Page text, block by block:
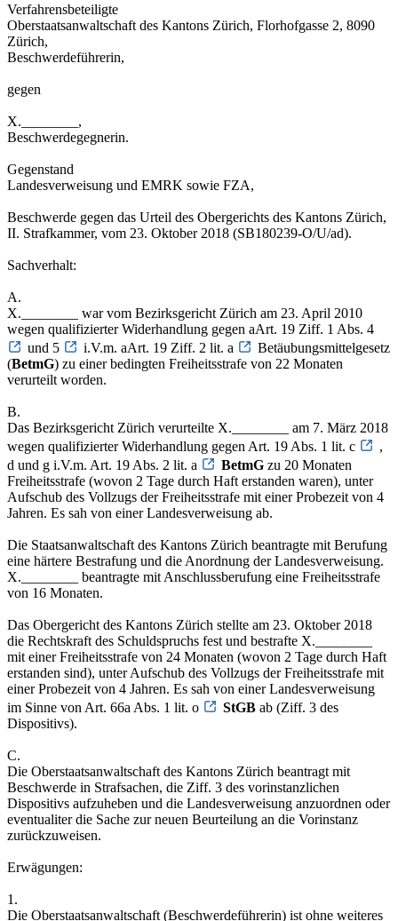
Verfahrensbeteiligte
Oberstaatsanwaltschaft des Kantons Zürich, Florhofgasse 2, 8090
Zürich,
Beschwerdeführerin,
gegen
X.________,
Beschwerdegegnerin.
Gegenstand
Landesverweisung und EMRK sowie FZA,
Beschwerde gegen das Urteil des Obergerichts des Kantons Zürich,
II. Strafkammer, vom 23. Oktober 2018 (SB180239-O/U/ad).
Sachverhalt:
A.
X.________ war vom Bezirksgericht Zürich am 23. April 2010
wegen qualifizierter Widerhandlung gegen aArt. 19 Ziff. 1 Abs. 4
und 5
i.V.m. aArt. 19 Ziff. 2 lit. a
Betäubungsmittelgesetz
(BetmG) zu einer bedingten Freiheitsstrafe von 22 Monaten
verurteilt worden.
B.
Das Bezirksgericht Zürich verurteilte X.________ am 7. März 2018
wegen qualifizierter Widerhandlung gegen Art. 19 Abs. 1 lit. c
,
d und g i.V.m. Art. 19 Abs. 2 lit. a
BetmG zu 20 Monaten
Freiheitsstrafe (wovon 2 Tage durch Haft erstanden waren), unter
Aufschub des Vollzugs der Freiheitsstrafe mit einer Probezeit von 4
Jahren. Es sah von einer Landesverweisung ab.
Die Staatsanwaltschaft des Kantons Zürich beantragte mit Berufung
eine härtere Bestrafung und die Anordnung der Landesverweisung.
X.________ beantragte mit Anschlussberufung eine Freiheitsstrafe
von 16 Monaten.
Das Obergericht des Kantons Zürich stellte am 23. Oktober 2018
die Rechtskraft des Schuldspruchs fest und bestrafte X.________
mit einer Freiheitsstrafe von 24 Monaten (wovon 2 Tage durch Haft
erstanden sind), unter Aufschub des Vollzugs der Freiheitsstrafe mit
einer Probezeit von 4 Jahren. Es sah von einer Landesverweisung
im Sinne von Art. 66a Abs. 1 lit. o
StGB ab (Ziff. 3 des
Dispositivs).
C.
Die Oberstaatsanwaltschaft des Kantons Zürich beantragt mit
Beschwerde in Strafsachen, die Ziff. 3 des vorinstanzlichen
Dispositivs aufzuheben und die Landesverweisung anzuordnen oder
eventualiter die Sache zur neuen Beurteilung an die Vorinstanz
zurückzuweisen.
Erwägungen:
1.
Die Oberstaatsanwaltschaft (Beschwerdeführerin) ist ohne weiteres